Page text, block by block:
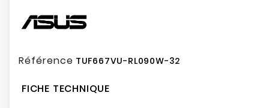
Référence TUF667VU-RL090W-32
FICHE TECHNIQUE